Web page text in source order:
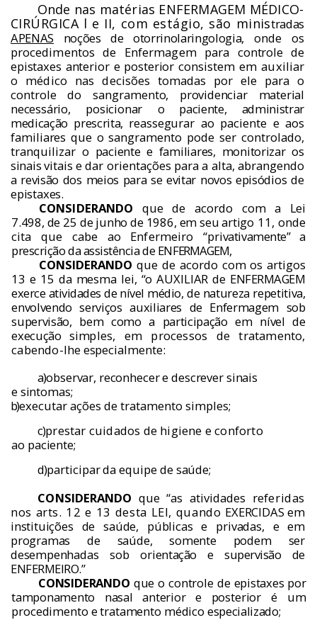
Onde nas matérias ENFERMAGEM MÉDICO-
CIRÚ RGICA l e II, com estágio, são ministradas
APENAS noções de otorrinolaringologia, onde os
procedimentos de Enfermagem para controle de
epistaxes anterior e posterior con­sistem em auxiliar
o médico nas decisões to­madas por ele para o
controle do sangramento, providenciar material
necessário, posicionar o paciente, administrar
medicação prescrita, re­assegurar ao paciente e aos
familiares que osangramento pode ser controlado,
tranquilizaro paciente e familiares, monitorizar os
sinais vi­tais e dar orientações para a alta, abrangendo
a revisão dos meios para se evitar novos episó­dios de
epistaxes.
CONSIDERANDO que de acordo com a Lei
7.498, de 25 de junho de 1986, em seu arti­go 11, onde
cita que cabe ao Enfermeiro “pri­vativamente” a
prescrição da assistência de EN­FERMAGEM,
CONSIDERANDO que de acordo com osartigos
13 e 15 da mesma lei, “o AUXILIAR de ENFERMAGEM
exerce atividades de nível mé­dio, de natureza repetitiva,
envolvendo serviços auxiliares de Enfermagem sob
supervisão, bem como a participação em nível de
execução sim­ples, em processos de tratamento,
cabendo-lhe especialmente:
a)observar, reconhecer e descrever sinais
e sintomas;
b)executar ações de tratamento simples;
c)prestar cuidados de higiene e conforto
ao paciente;
d)participar da equipe de saúde;
CONSIDERANDO que “as atividades re­feridas
nos arts. 12 e 13 desta LEI, quando EXERCIDAS em
instituições de saúde, públi­cas e privadas, e em
programas de saúde, so­mente podem ser
desempenhadas sob orien­tação e supervisão de
ENFERMEIRO.”
CONSIDERANDO que o controle de epistaxes por
tamponamento nasal anterior e pos­terioréum
procedimento e tratamento médico especializado;